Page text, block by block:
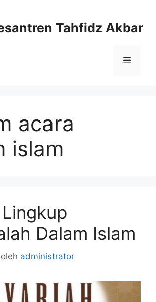
Tahfidz Akbar
Menu
acara
islam
Dalam Islam
oleh administrator